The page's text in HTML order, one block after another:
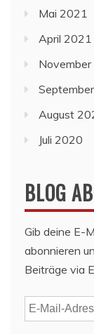
Mai 2021
April 2021
August
Juli 2020
BLOG
Gib deine E-
abonnieren
Beiträge via
E-
Mail-